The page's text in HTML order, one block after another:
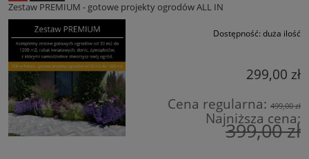
Zestaw PREMIUM - gotowe projekty ogrodów ALL IN
Dostępność: duża ilość
299,00 zł
Cena regularna: 499,00 zł
Najniższa cena:
399,00 zł